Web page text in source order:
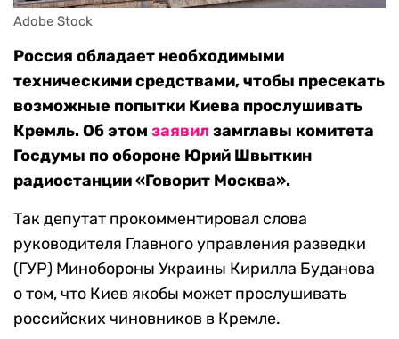
Adobe Stock
Россия обладает необходимыми
техническими средствами, чтобы пресекать
возможные попытки Киева прослушивать
Кремль.Об этом заявилзамглавы комитета
Госдумы по обороне Юрий Швыткин
радиостанции «Говорит Москва».
Так депутат прокомментировал слова
руководителя Главного управления разведки
(ГУР) Минобороны Украины Кирилла Буданова
о том, что Киев якобы может прослушивать
российских чиновников в Кремле.